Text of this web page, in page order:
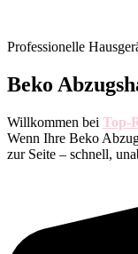
Professionelle
Beko
Willkommen bei Top-
Wenn Ihre Beko
zur Seite – schnell,